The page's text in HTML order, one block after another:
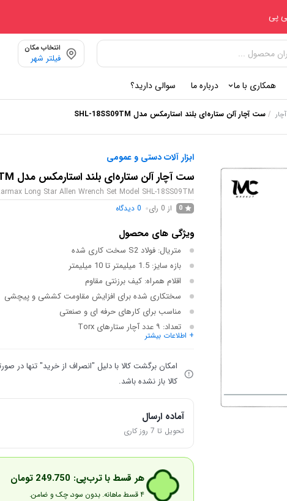
انتخاب مکان
فیلتر شهر
همکاری با ما درباره ما سوالی دارید؟
آچار /ست آچار آلن ستاره‌ای بلند استارمکس مدل SHL-18SS09TM
ابزار آلات دستی و عمومی
ست آچار آلن ستاره‌ای بلند استارمکس مدل SHL-18SS09TM
Long Star Allen Wrench Set Model SHL-18SS09TM
0 از 0 رای 0 دیدگاه
ویژگی های محصول
متریال: فولاد S2 سخت کاری شده
بازه سایز: 1.5 میلیمتر تا 10 میلیمتر
اقلام همراه: کیف برزنتی مقاوم
سختکاری شده برای افزایش مقاومت کششی و پیچشی
مناسب برای کارهای حرفه ای و صنعتی
تعداد: ۹ عدد آچار ستارهای Torx
+ اطلاعات بیشتر
امکان برگشت کالا با دلیل "انصراف از خرید" تنها در
کالا باز نشده باشد.
آماده ارسال
تحویل تا 7 روز کاری
هر قسط با ترب‌پی: 249.750 تومان
۴ قسط ماهانه. بدون سود، چک و ضامن.